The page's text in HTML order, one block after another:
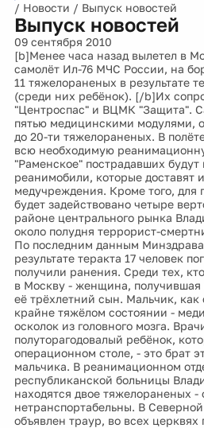
/ Новости / Выпуск новостей
Выпуск новостей
09 сентября 2010
[b]Менее часа назад вылетел в
самолёт Ил-76 МЧС России, на
11 тяжелораненых в результате
(среди них ребёнок). [/b]Их
"Центроспас" и ВЦМК "Защита".
пятью медицинскими модулями,
до 20-ти тяжелораненых. В
всю необходимую
"Раменское" пострадавших будут
реанимобили, которые доставят
медучреждения. Кроме того, для
будет задействовано четыре
районе центрального рынка
около полудня террорист-
По последним данным
результате теракта 17 человек
получили ранения. Среди тех,
в Москву - женщина, получившая
её трёхлетний сын. Мальчик, как
крайне тяжёлом состоянии -
осколок из головного мозга.
полуторагодовалый ребёнок,
операционном столе, - это брат
мальчика. В реанимационном
республиканской больницы
находятся двое тяжелораненых -
нетранспортабельны. В
объявлен траур, во всех церквях